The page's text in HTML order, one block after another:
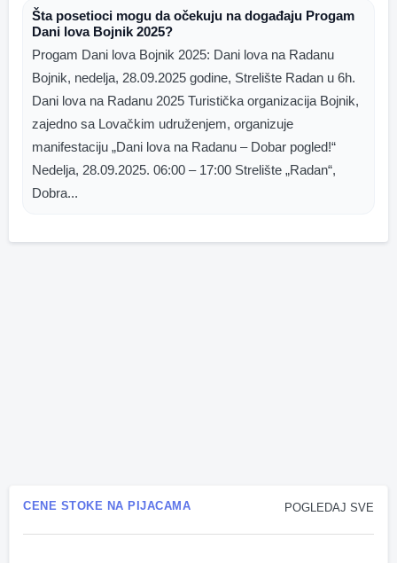
Šta posetioci mogu da očekuju na događaju Progam
Dani lova Bojnik 2025?
Progam Dani lova Bojnik 2025: Dani lova na Radanu
Bojnik, nedelja, 28.09.2025 godine, Strelište Radan u 6h.
Dani lova na Radanu 2025 Turistička organizacija Bojnik,
zajedno sa Lovačkim udruženjem, organizuje
manifestaciju „Dani lova na Radanu – Dobar pogled!“
Nedelja, 28.09.2025. 06:00 – 17:00 Strelište „Radan“,
Dobra...
POGLEDAJ SVE
CENE STOKE NA PIJACAMA